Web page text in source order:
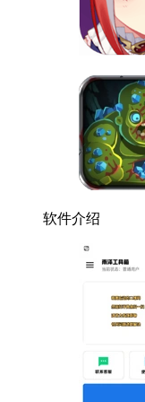
软件介绍